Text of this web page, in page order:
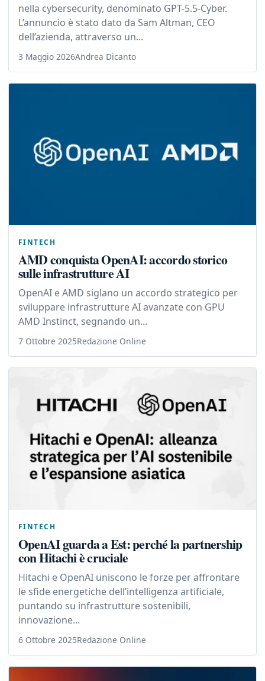
nella cybersecurity, denominato GPT-5.5-Cyber.
L’annuncio è stato dato da Sam Altman, CEO
dell’azienda, attraverso un...
3 Maggio 2026Andrea Dicanto
FINTECH
AMD conquista OpenAI: accordo storico
sulle infrastrutture AI
OpenAI e AMD siglano un accordo strategico per
sviluppare infrastrutture AI avanzate con GPU
AMD Instinct, segnando un...
7 Ottobre 2025Redazione Online
FINTECH
OpenAI guarda a Est: perché la partnership
con Hitachi è cruciale
Hitachi e OpenAI uniscono le forze per affrontare
le sfide energetiche dell’intelligenza artificiale,
puntando su infrastrutture sostenibili,
innovazione...
6 Ottobre 2025Redazione Online